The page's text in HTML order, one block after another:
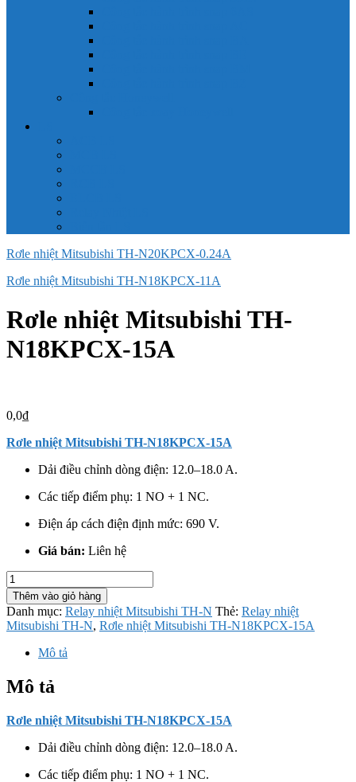
Rơle nhiệt Mitsubishi TH-N20KPCX-0.24A
Rơle nhiệt Mitsubishi TH-N18KPCX-11A
Rơle nhiệt Mitsubishi TH-
N18KPCX-15A
0,0₫
Rơle nhiệt Mitsubishi TH-N18KPCX-15A
Dải điều chỉnh dòng điện: 12.0–18.0 A.
Các tiếp điểm phụ: 1 NO + 1 NC.
Điện áp cách điện định mức: 690 V.
Giá bán: Liên hệ
Rơle
nhiệt
Mitsubishi
TH-
N18KPCX-
15A
lượng
Thêm vào giỏ hàng
Danh mục: Relay nhiệt Mitsubishi TH-N Thẻ: Relay nhiệt
Mitsubishi TH-N, Rơle nhiệt Mitsubishi TH-N18KPCX-15A
Mô tả
Mô tả
Rơle nhiệt Mitsubishi TH-N18KPCX-15A
Dải điều chỉnh dòng điện: 12.0–18.0 A.
Các tiếp điểm phụ: 1 NO + 1 NC.